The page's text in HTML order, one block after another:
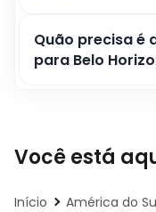
Quão precisa é
para Belo
Você está
Início América do